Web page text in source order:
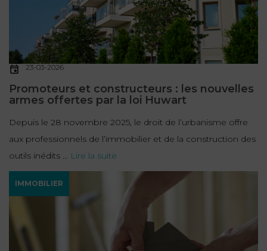
23-03-2026
Promoteurs et constructeurs : les nouvelles
armes offertes par la loi Huwart
Depuis le 28 novembre 2025, le droit de l’urbanisme offre
aux professionnels de l’immobilier et de la construction des
outils inédits ... Lire la suite
IMMOBILIER